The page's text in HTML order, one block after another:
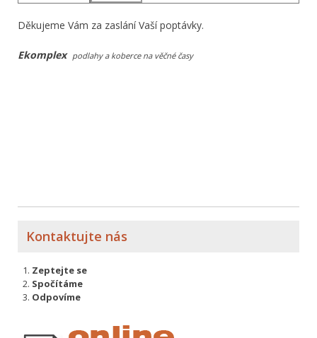
Děkujeme Vám za zaslání Vaší poptávky.
Ekomplex podlahy a koberce na věčné časy
Kontaktujte nás
Zeptejte se
Spočítáme
Odpovíme